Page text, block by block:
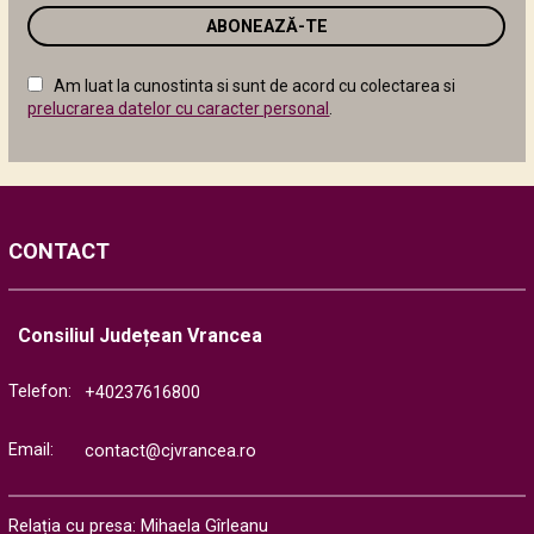
email
în
următor
Am luat la cunostinta si sunt de acord cu colectarea si
prelucrarea datelor cu caracter personal
CONTACT
Consiliul Județean Vrancea
Telefon: +40237616800
Email: contact@cjvrancea.ro
Relația cu presa: Mihaela Gîrleanu